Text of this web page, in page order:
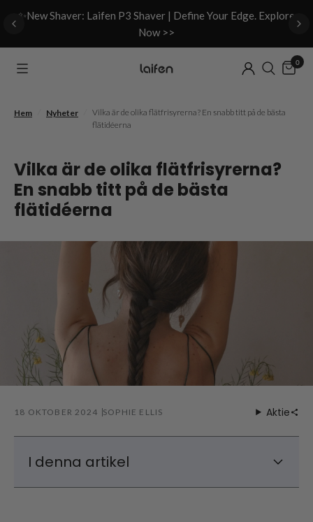
✨New Shaver: Laifen P3 Shaver | Define Your Edge. Explore
Now >>
0
Hem Nyheter
Vilka är de olika flätfrisyrerna? En snabb titt på de bästa
flätidéerna
Vilka är de olika flätfrisyrerna?
En snabb titt på de bästa
flätidéerna
18 OKTOBER 2024 SOPHIE ELLIS Aktie
I denna artikel